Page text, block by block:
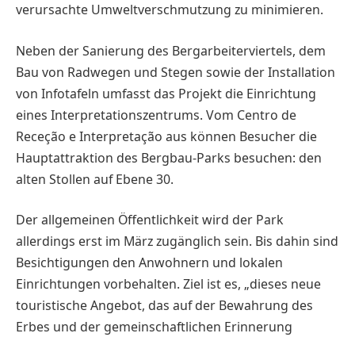
verursachte Umweltverschmutzung zu minimieren.
Neben der Sanierung des Bergarbeiterviertels, dem
Bau von Radwegen und Stegen sowie der Installation
von Infotafeln umfasst das Projekt die Einrichtung
eines Interpretationszentrums. Vom Centro de
Receção e Interpretação aus können Besucher die
Hauptattraktion des Bergbau-Parks besuchen: den
alten Stollen auf ­Ebene 30.
Der allgemeinen Öffentlichkeit wird der Park
allerdings erst im März zugänglich sein. Bis dahin sind
Besichtigungen den Anwohnern und lokalen
Einrichtungen vorbehalten. Ziel ist es, „dieses neue
touristische Angebot, das auf der Bewahrung des
Erbes und der gemeinschaft­lichen Erinnerung